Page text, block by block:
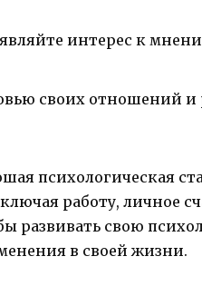
интерес к
своих отношений и
психологическая
работу, личное
развивать свою
в своей жизни.